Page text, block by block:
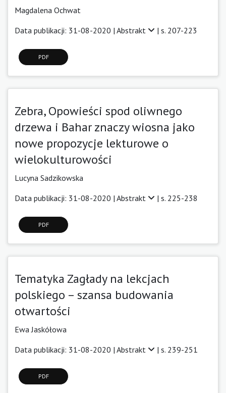
Magdalena Ochwat
Data publikacji: 31-08-2020 | Abstrakt | s. 207-223
PDF
Zebra, Opowieści spod oliwnego
drzewa i Bahar znaczy wiosna jako
nowe propozycje lekturowe o
wielokulturowości
Lucyna Sadzikowska
Data publikacji: 31-08-2020 | Abstrakt | s. 225-238
PDF
Tematyka Zagłady na lekcjach
polskiego – szansa budowania
otwartości
Ewa Jaskółowa
Data publikacji: 31-08-2020 | Abstrakt | s. 239-251
PDF